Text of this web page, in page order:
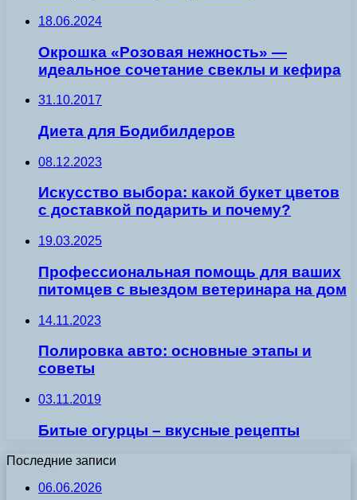
18.06.2024
Окрошка «Розовая нежность» —
идеальное сочетание свеклы и кефира
31.10.2017
Диета для Бодибилдеров
08.12.2023
Искусство выбора: какой букет цветов
с доставкой подарить и почему?
19.03.2025
Профессиональная помощь для ваших
питомцев с выездом ветеринара на дом
14.11.2023
Полировка авто: основные этапы и
советы
03.11.2019
Битые огурцы – вкусные рецепты
Последние записи
06.06.2026